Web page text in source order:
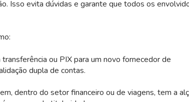
Isso evita dúvidas e garante que todos os
transferência ou PIX para um novo fornecedor de
dupla de contas.
dentro do setor financeiro ou de viagens, tem a